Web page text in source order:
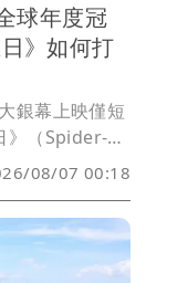
球年度冠
》如何打
銀幕上映僅短
》（Spider-
超越《玩具總
371億元台
軍，也替近
市場注入一劑
08/07 00:18